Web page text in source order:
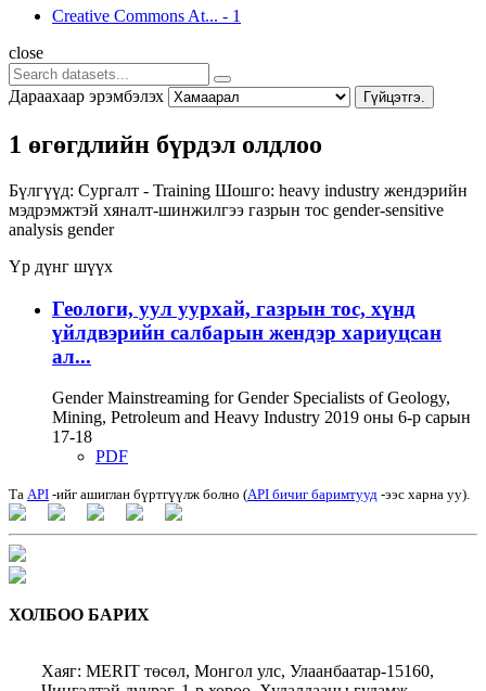
Creative Commons At... - 1
close
Дараахаар эрэмбэлэх Гүйцэтгэ.
1 өгөгдлийн бүрдэл олдлоо
Бүлгүүд: Сургалт - Training Шошго: heavy industry жендэрийн
мэдрэмжтэй хяналт-шинжилгээ газрын тос gender-sensitive
analysis gender
Үр дүнг шүүх
Геологи, уул уурхай, газрын тос, хүнд
үйлдвэрийн салбарын жендэр хариуцсан
ал...
Gender Mainstreaming for Gender Specialists of Geology,
Mining, Petroleum and Heavy Industry 2019 оны 6-р сарын
17-18
PDF
Та API -ийг ашиглан бүртгүүлж болно (API бичиг баримтууд -ээс харна уу).
ХОЛБОО БАРИХ
Хаяг: MERIT төсөл, Монгол улс, Улаанбаатар-15160,